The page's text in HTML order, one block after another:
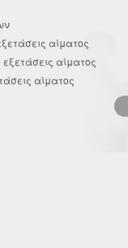
αίματος
αίματος
αίματος